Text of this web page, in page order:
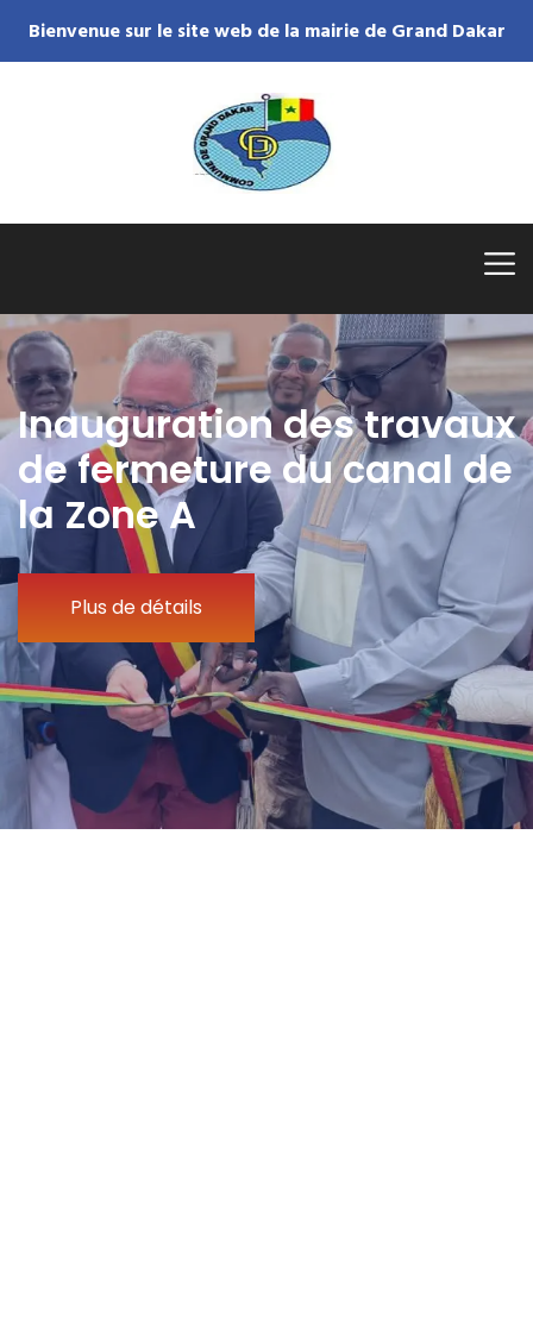
Bienvenue sur le site web de la mairie de Grand Dakar
Inauguration des travaux
de fermeture du canal de
la Zone A
Plus de détails